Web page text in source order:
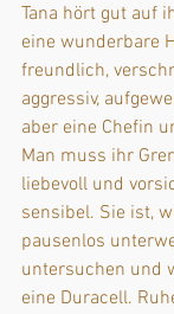
Tana hört gut auf
eine wunderbare
freundlich,
aggressiv,
aber eine Chefin
Man muss ihr
liebevoll und
sensibel. Sie ist,
pausenlos
untersuchen und
eine Duracell.